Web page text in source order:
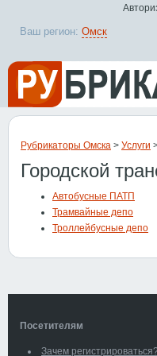
Рубрикаторы Омска > Услуги
Городской
Автобусные ПАТП
Трамвайные депо
Троллейбусные депо
Посетителям
Зачем регистрироваться?
Ваш регион: Омск